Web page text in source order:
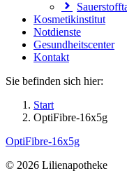
Kosmetikinstitut
Notdienste
Gesundheitscenter
Kontakt
Sie befinden sich hier:
Start
OptiFibre-16x5g
OptiFibre-16x5g
© 2026 Lilienapotheke